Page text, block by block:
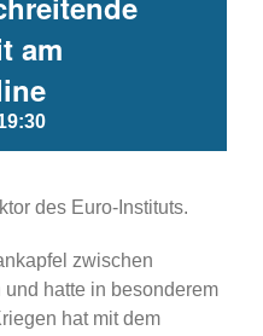
am
des Euro-Instituts.
zwischen
hatte in besonderem
hat mitdem